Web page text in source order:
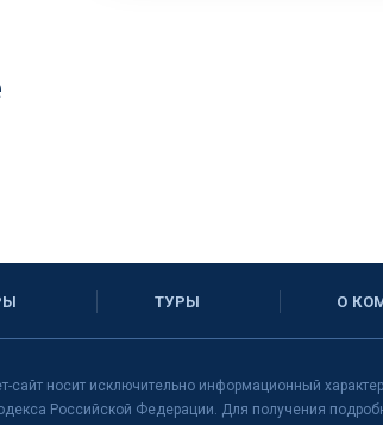
ТУРЫ О
сайт носит исключительно информационный
Российской Федерации. Для получения